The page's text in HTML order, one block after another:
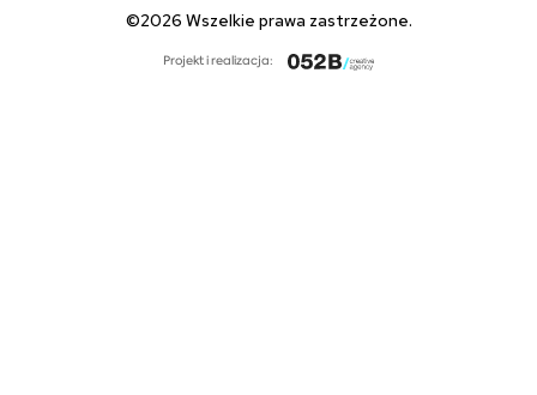
©2026 Wszelkie prawa zastrzeżone.
Projekt i realizacja: